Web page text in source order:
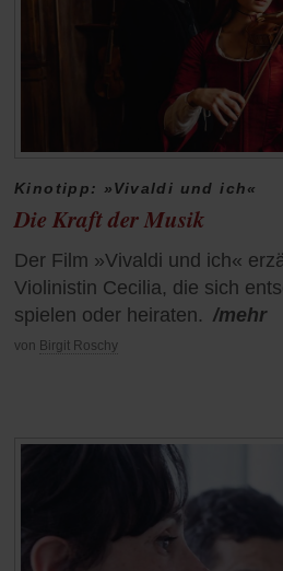
Kinotipp: »Vivaldi und ich«
Die Kraft der Musik
Der Film »Vivaldi und ich«
Violinistin Cecilia, die sich
spielen oder heiraten. /mehr
von Birgit Roschy